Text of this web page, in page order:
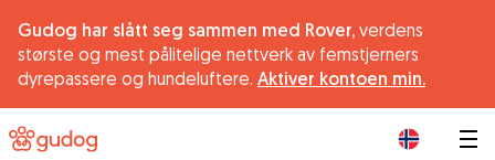
Gudog har slått seg sammen med Rover, verdens
største og mest pålitelige nettverk av femstjerners
dyrepassere og hundeluftere. Aktiver kontoen min.